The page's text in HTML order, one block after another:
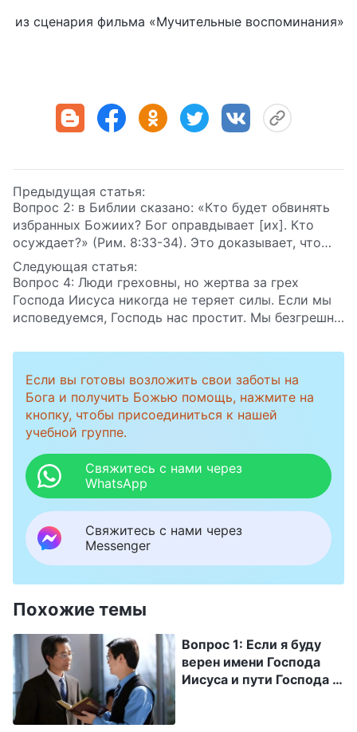
из сценария фильма «Мучительные воспоминания»
Предыдущая статья:
Вопрос 2: в Библии сказано: «Кто будет обвинять
избранных Божиих? Бог оправдывает [их]. Кто
осуждает?» (Рим. 8:33-34). Это доказывает, что
благодаря распятию Господа Иисуса на кресте
прощены все наши грехи. Бог больше не считает
нас грешниками. Кто может обвинить нас?
Следующая статья:
Вопрос 4: Люди греховны, но жертва за грех
Господа Иисуса никогда не теряет силы. Если мы
исповедуемся, Господь нас простит. Мы безгрешны
Небесное!
Если вы готовы возложить свои заботы на
Бога и получить Божью помощь, нажмите на
кнопку, чтобы присоединиться к нашей
учебной группе.
Свяжитесь с нами через
WhatsApp
Свяжитесь с нами через
Messenger
Похожие темы
Вопрос 1: Если я буду
верен имени Господа
Иисуса и пути Господа и